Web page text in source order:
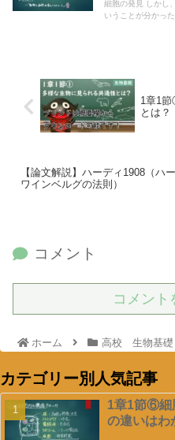
細胞の発見 しかし
いうことが分かった
1章1
とは？
【論文解説】ハーディ1908（ハ
ワインベルグの法則）
コメント
コメント
ホーム 高校 生物基礎
カテゴリー別人気記事
1章1節⑥細
の違いはわ